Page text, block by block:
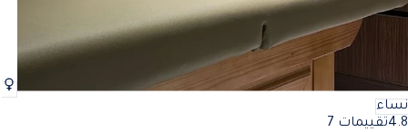
نساء
4.8تقييمات 7